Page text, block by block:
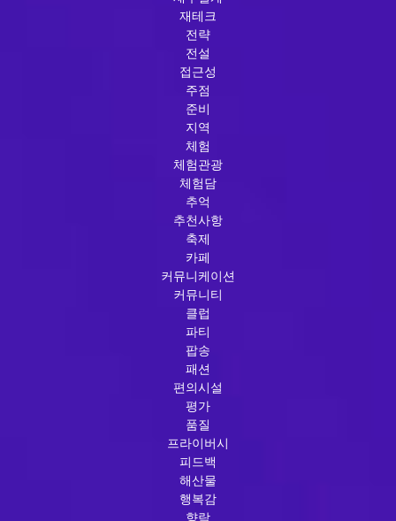
재테크
전략
전설
접근성
주점
준비
지역
체험
체험관광
체험담
추억
추천사항
축제
카페
커뮤니케이션
커뮤니티
클럽
파티
팝송
패션
편의시설
평가
품질
프라이버시
피드백
해산물
행복감
향락